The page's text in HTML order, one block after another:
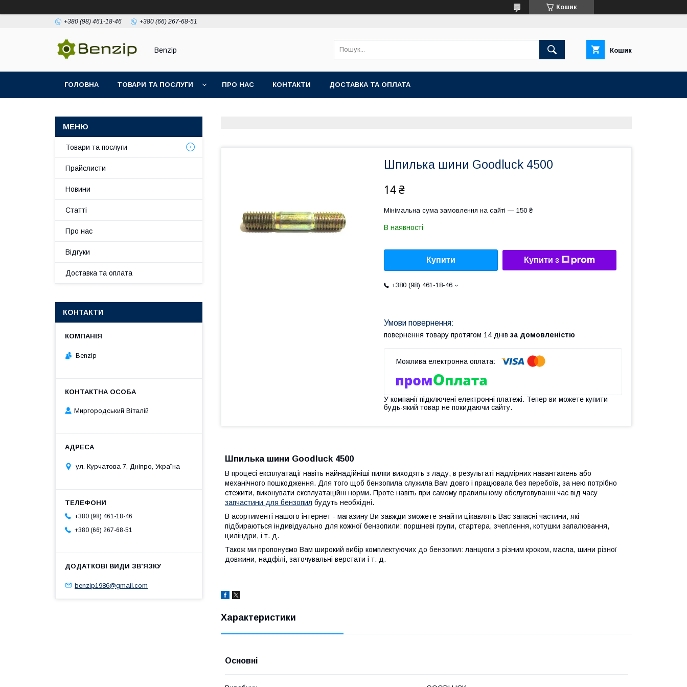
Кошик
+380 (98) 461-18-46 +380 (66) 267-68-51
Benzip Кошик
ГОЛОВНА ТОВАРИ ТА ПОСЛУГИ ПРО НАС КОНТАКТИ ДОСТАВКА ТА ОПЛАТА
Шпилька шини Goodluck 4500
14 ₴
Мінімальна сума замовлення на сайті — 150 ₴
В наявності
Купити Купити з
+380 (98) 461-18-46
повернення товару протягом 14 днів за домовленістю
У компанії підключені електронні платежі. Тепер ви можете купити
будь-який товар не покидаючи сайту.
Шпилька шини Goodluck 4500
В процесі експлуатації навіть найнадійніші пилки виходять з ладу, в результаті надмірних навантажень або
механічного пошкодження. Для того щоб бензопила служила Вам довго і працювала без перебоїв, за нею потрібно
стежити, виконувати експлуатаційні норми. Проте навіть при самому правильному обслуговуванні час від часу
запчастини для бензопил будуть необхідні.
В асортименті нашого інтернет - магазину Ви завжди зможете знайти цікавлять Вас запасні частини, які
підбираються індивідуально для кожної бензопили: поршневі групи, стартера, зчеплення, котушки запалювання,
циліндри, і т. д.
Також ми пропонуємо Вам широкий вибір комплектуючих до бензопил: ланцюги з різним кроком, масла, шини різної
довжини, надфілі, заточувальні верстати і т. д.
Характеристики
Основні
Товари та послуги
Прайслисти
Новини
Статті
Про нас
Відгуки
Доставка та оплата
КОНТАКТИ
Benzip
Миргородський Віталій
ул. Курчатова 7, Дніпро, Україна
+380 (98) 461-18-46
+380 (66) 267-68-51
benzip1986@gmail.com